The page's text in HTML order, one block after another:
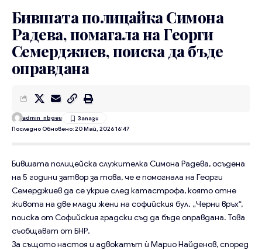
Бившата полицайка Симона
Радева, помагала на Георги
Семерджиев, поиска да бъде
оправдана
Последно Обновено: 20 Май, 2026 16:47
admin_nbgeu
Бившата полицейска служителка Симона Радева, осъдена
на 5 години затвор за това, че е помогнала на Георги
Семерджиев да се укрие след катастрофа, която отне
живота на две млади жени на софийския бул. „Черни връх“,
поиска от Софийския градски съд да бъде оправдана. Това
съобщават от БНР.
За същото настоя и адвокатът ѝ Марио Найденов, според